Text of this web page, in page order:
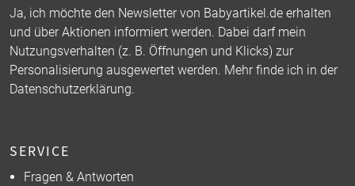
Ja, ich möchte den Newsletter von Babyartikel.de erhalten
und über Aktionen informiert werden. Dabei darf mein
Nutzungsverhalten (z. B. Öffnungen und Klicks) zur
Personalisierung ausgewertet werden. Mehr finde ich in der
Datenschutzerklärung.
SERVICE
Fragen & Antworten